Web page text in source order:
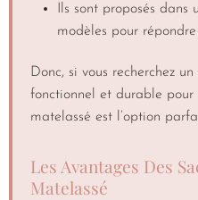
Ils sont proposés
modèles pour
Donc, si vous recherchez
fonctionnel et durable
matelassé est l’option
Les Avantages Des
Matelassé